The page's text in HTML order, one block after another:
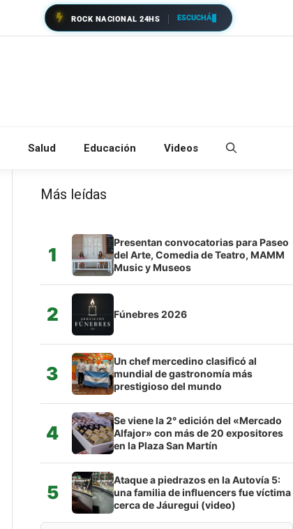
ROCK NACIONAL 24HS ESCUCHÁ
Salud Educación Videos
Más leídas
1
Presentan convocatorias para Paseo
del Arte, Comedia de Teatro, MAMM
Music y Museos
2 Fúnebres 2026
3
Un chef mercedino clasificó al
mundial de gastronomía más
prestigioso del mundo
4
Se viene la 2° edición del «Mercado
Alfajor» con más de 20 expositores
en la Plaza San Martín
5
Ataque a piedrazos en la Autovía 5:
una familia de influencers fue víctima
cerca de Jáuregui (video)